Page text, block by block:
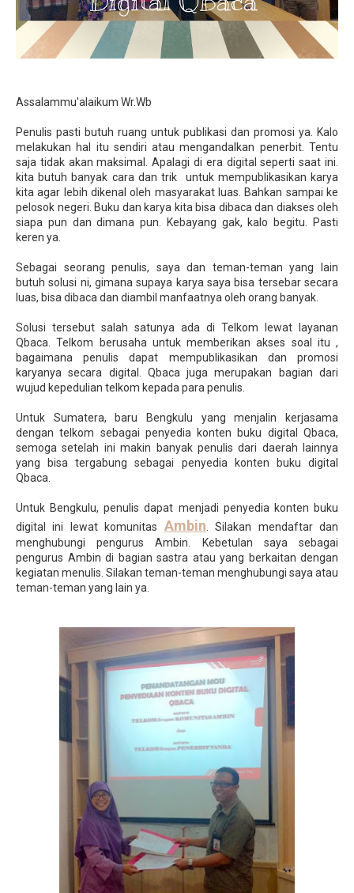
Assalammu'alaikum Wr.Wb
Penulis pasti butuh ruang untuk publikasi dan promosi ya. Kalo
melakukan hal itu sendiri atau mengandalkan penerbit. Tentu
saja tidak akan maksimal. Apalagi di era digital seperti saat ini.
kita butuh banyak cara dan trik untuk mempublikasikan karya
kita agar lebih dikenal oleh masyarakat luas. Bahkan sampai ke
pelosok negeri. Buku dan karya kita bisa dibaca dan diakses oleh
siapa pun dan dimana pun. Kebayang gak, kalo begitu. Pasti
keren ya.
Sebagai seorang penulis, saya dan teman-teman yang lain
butuh solusi ni, gimana supaya karya saya bisa tersebar secara
luas, bisa dibaca dan diambil manfaatnya oleh orang banyak.
Solusi tersebut salah satunya ada di Telkom lewat layanan
Qbaca. Telkom berusaha untuk memberikan akses soal itu ,
bagaimana penulis dapat mempublikasikan dan promosi
karyanya secara digital. Qbaca juga merupakan bagian dari
wujud kepedulian telkom kepada para penulis.
Untuk Sumatera, baru Bengkulu yang menjalin kerjasama
dengan telkom sebagai penyedia konten buku digital Qbaca,
semoga setelah ini makin banyak penulis dari daerah lainnya
yang bisa tergabung sebagai penyedia konten buku digital
Qbaca.
Untuk Bengkulu, penulis dapat menjadi penyedia konten buku
digital ini lewat komunitas Ambin . Silakan mendaftar dan
menghubungi pengurus Ambin. Kebetulan saya sebagai
pengurus Ambin di bagian sastra atau yang berkaitan dengan
kegiatan menulis. Silakan teman-teman menghubungi saya atau
teman-teman yang lain ya.